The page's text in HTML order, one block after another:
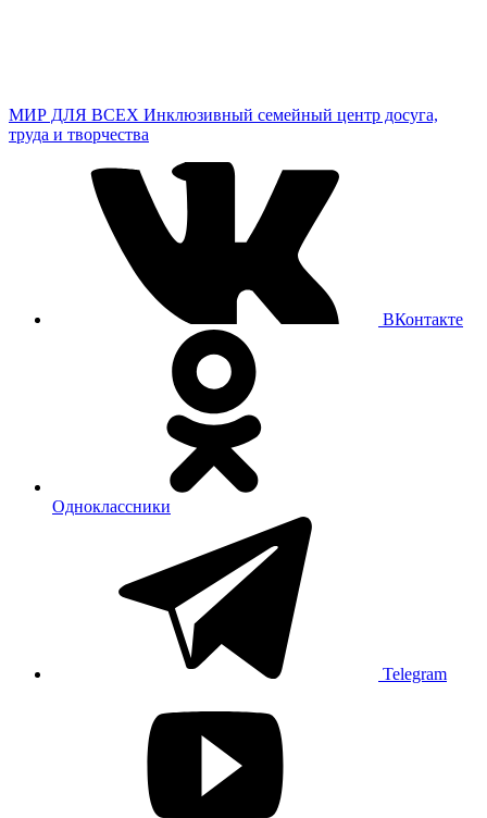
МИР ДЛЯ ВСЕХ Инклюзивный семейный центр досуга,
труда и творчества
ВКонтакте
Одноклассники
Telegram